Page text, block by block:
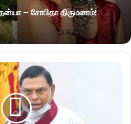
– சோபிதா திருமணம்!